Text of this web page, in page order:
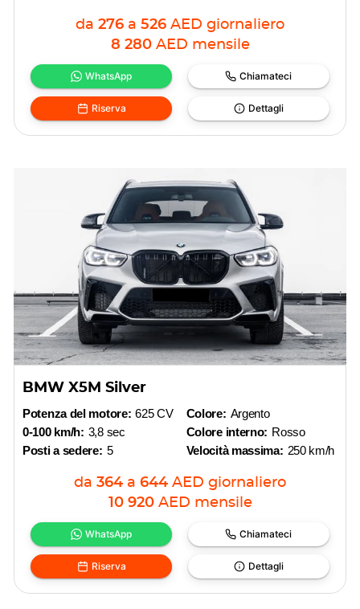
da 276 a 526 AED giornaliero
8 280 AED mensile
WhatsApp Chiamateci
Riserva Dettagli
BMW X5M Silver
Potenza del motore: 625 CV
0-100 km/h: 3,8 sec
Posti a sedere: 5
Colore: Argento
Colore interno: Rosso
Velocità massima: 250 km/h
da 364 a 644 AED giornaliero
10 920 AED mensile
WhatsApp Chiamateci
Riserva Dettagli